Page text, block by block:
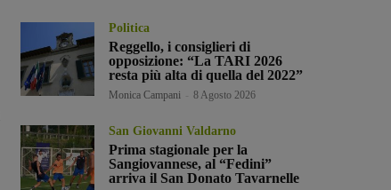
Politica
Reggello, i consiglieri di
opposizione: “La TARI 2026
resta più alta di quella del 2022”
Monica Campani 8 Agosto 2026
San Giovanni Valdarno
Prima stagionale per la
Sangiovannese, al “Fedini”
arriva il San Donato Tavarnelle